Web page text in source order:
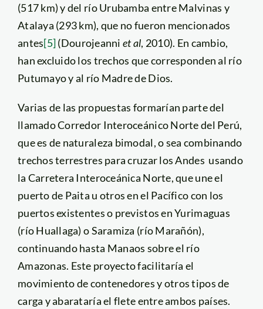
(517 km) y del río Urubamba entre Malvinas y
Atalaya (293 km), que no fueron mencionados
antes[5](Dourojeanni et al, 2010). En cambio,
han excluido los trechos que corresponden al río
Putumayo y al río Madre de Dios.
Varias de las propuestas formarían parte del
llamado Corredor Interoceánico Norte del Perú,
que es de naturaleza bimodal, o sea combinando
trechos terrestres para cruzar los Andes usando
la Carretera Interoceánica Norte, que une el
puerto de Paita u otros en el Pacífico con los
puertos existentes o previstos en Yurimaguas
(río Huallaga) o Saramiza (río Marañón),
continuando hasta Manaos sobre el río
Amazonas. Este proyecto facilitaría el
movimiento de contenedores y otros tipos de
carga y abarataría el flete entre ambos países.